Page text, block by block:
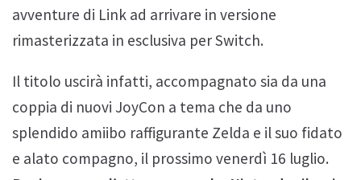
avventure di Link ad arrivare in versione
rimasterizzata in esclusiva per Switch.
Il titolo uscirà infatti, accompagnato sia da una
coppia di nuovi JoyCon a tema che da uno
splendido amiibo raffigurante Zelda e il suo fidato
e alato compagno, il prossimo venerdì 16 luglio.